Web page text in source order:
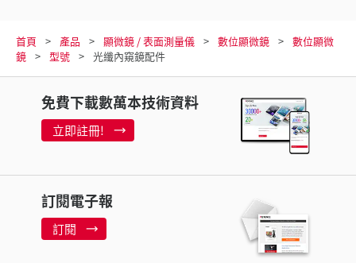
首頁 產品 顯微鏡 / 表面測量儀 數位顯微鏡
數位顯微
鏡
型號 光纖內窺鏡配件
免費下載數萬本技術資料
立即註冊!
訂閱電子報
訂閱